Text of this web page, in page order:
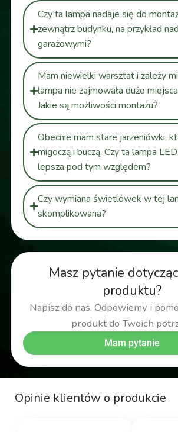
Masz pytanie
produktu?
Napisz do nas. Odpowiemy i
produkt do Twoich
Mam pytanie
Czy ta lampa nadaje się do
zewnątrz budynku, na przykład
garażowymi?
Mam niewielki warsztat i zależy
lampa nie zajmowała dużo
Jakie są możliwości montażu?
Obecnie mam stare jarzeniówki,
migoczą i buczą. Czy ta lampa
lepsza pod tym względem?
Czy wymiana świetlówek w tej
skomplikowana?
Opinie klientów o produkcie